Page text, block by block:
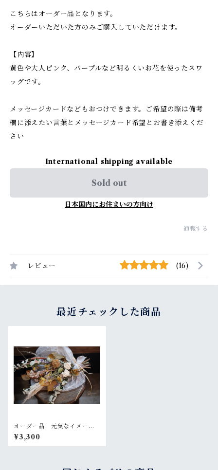
こちらはオーダー品となります。
オーダーいただいた方のみご購入していただけます。
【内容】
黄色や大人ピンク、パープルなど明るくいお花を使ったスワ
ッグです。
メッセージカードなどもおつけできます。ご希望の際は備考
欄に添えたい言葉とメッセージカード希望とお書き添えくだ
さい
International shipping available
Sold out
日本国内にお住まいの方向け
通報する
レビュー (16)
最近チェックした商品
オーダー品 元気なイメージ
の方に贈るスワッグ
¥3,300